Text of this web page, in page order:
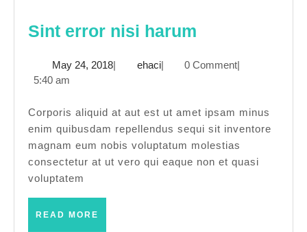
Sint error nisi harum
nisi
May 24, 2018May
| ehaciehaci
| 0 Comment|
5:40 am
Corporis aliquid at aut est ut amet ipsam minus
enim quibusdam repellendus sequi sit inventore
magnam eum nobis voluptatum molestias
consectetur at ut vero qui eaque non et quasi
voluptatem
READ MORE